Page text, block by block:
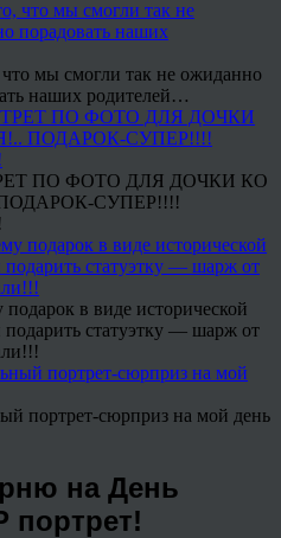
мы смогли так не ожиданно
наших родителей…
ПО ФОТО ДЛЯ ДОЧКИ КО
СУПЕР!!!!
в виде исторической
статуэтку — шарж от
портрет-сюрприз на мой день
на День
портрет!